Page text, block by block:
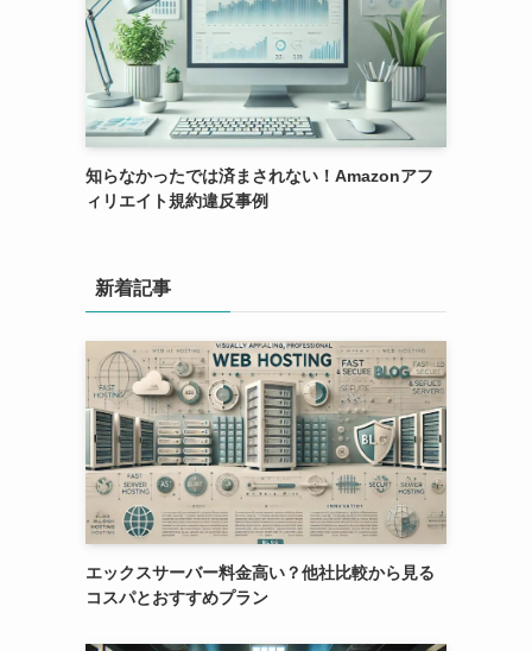
知らなかったでは済まされない！Amazonアフ
ィリエイト規約違反事例
新着記事
エックスサーバー料金高い？他社比較から見る
コスパとおすすめプラン